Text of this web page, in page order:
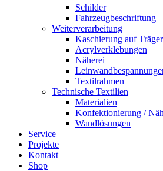
Schilder
Fahrzeugbeschriftung
Weiterverarbeitung
Kaschierung auf
Acrylverklebungen
Näherei
Textilrahmen
Technische Textilien
Materialien
Konfektionierung /
Wandlösungen
Service
Projekte
Kontakt
Shop